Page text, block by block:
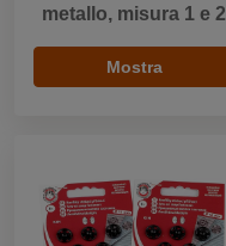
metallo, misura 1 e 2
Mostra